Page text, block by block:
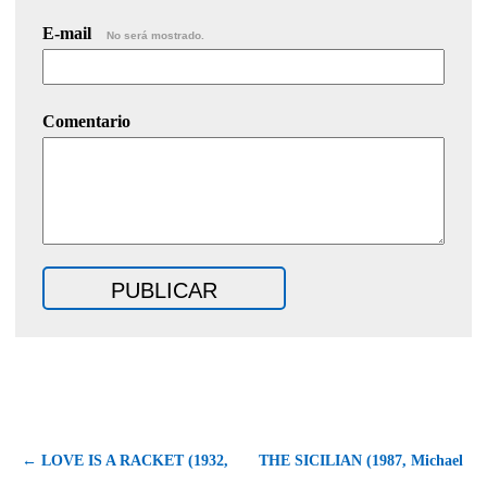
E-mail No será mostrado.
Comentario
← LOVE IS A RACKET (1932,
THE SICILIAN (1987, Michael